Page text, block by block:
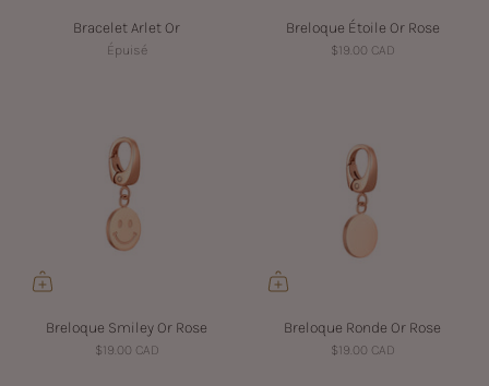
Bracelet Arlet Or
Épuisé
Breloque Étoile Or Rose
$19.00 CAD
Breloque Smiley Or Rose
$19.00 CAD
Breloque Ronde Or Rose
$19.00 CAD